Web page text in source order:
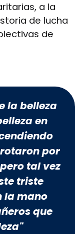
a la
de lucha
de
la belleza
en
por
tal vez
triste
la mano
que